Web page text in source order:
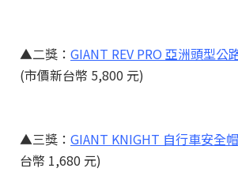
▲二獎： GIANT REV PRO 亞洲頭型公
(市價新台幣 5,800 元)
▲三獎： GIANT KNIGHT 自行車安全帽
台幣 1,680 元)